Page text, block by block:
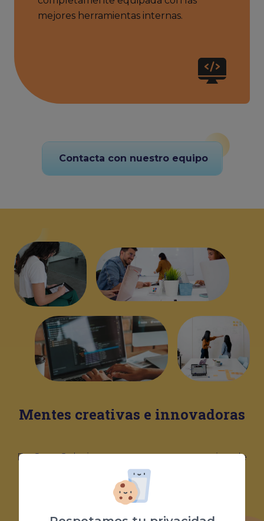
mejores herramientas internas.
Contacta con nuestro equipo
Mentes creativas e innovadoras
En Coco Solution, contamos con un equipo de
profesionales joven, altamente cualificado y
con gran expertise en el sector. Serán los
encargados de llevar a cabo el diseño y el